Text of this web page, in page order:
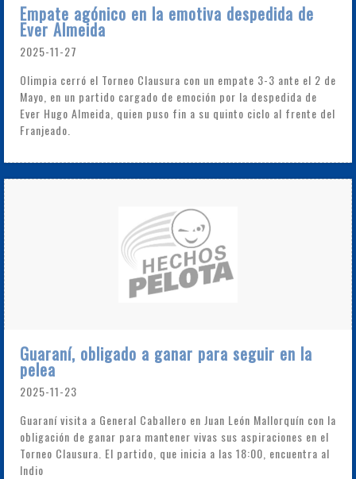
Empate agónico en la emotiva despedida de
Ever Almeida
2025-11-27
Olimpia cerró el Torneo Clausura con un empate 3-3 ante el 2 de
Mayo, en un partido cargado de emoción por la despedida de
Ever Hugo Almeida, quien puso fin a su quinto ciclo al frente del
Franjeado.
Guaraní, obligado a ganar para seguir en la
pelea
2025-11-23
Guaraní visita a General Caballero en Juan León Mallorquín con la
obligación de ganar para mantener vivas sus aspiraciones en el
Torneo Clausura. El partido, que inicia a las 18:00, encuentra al
Indio